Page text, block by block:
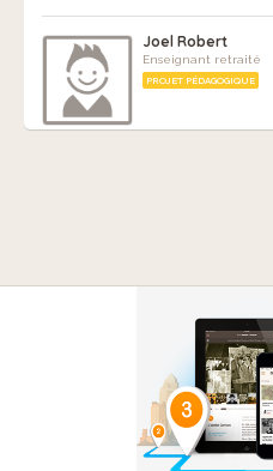
Joel Robert
Enseignant retraité
PROJET PÉDAGOGIQUE